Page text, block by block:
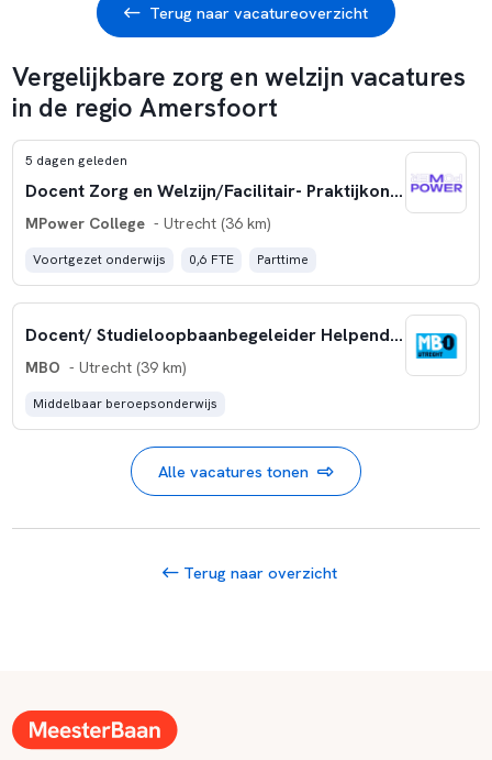
Terug naar vacatureoverzicht
Vergelijkbare zorg en welzijn vacatures
in de regio Amersfoort
5 dagen geleden
Docent Zorg en Welzijn/Facilitair- Praktijkonderwijs
MPower College - Utrecht (36 km)
Voortgezet onderwijs 0,6 FTE Parttime
Docent/ Studieloopbaanbegeleider Helpende zorg en welzijn niveau 2 Bol
MBO - Utrecht (39 km)
Middelbaar beroepsonderwijs
Alle vacatures tonen
Terug naar overzicht